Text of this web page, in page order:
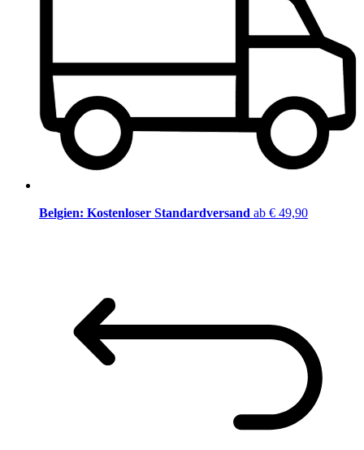
Belgien: Kostenloser Standardversand ab € 49,90